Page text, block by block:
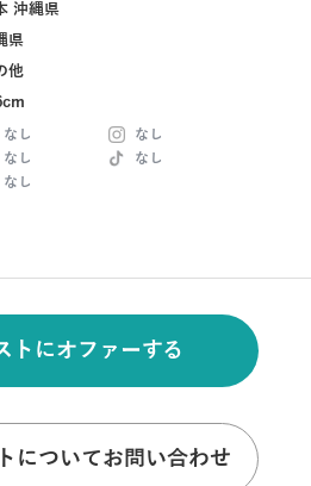
沖縄県
県
他
なし
なし
なし
なし
なし
トにオファーする
についてお問い合わせ